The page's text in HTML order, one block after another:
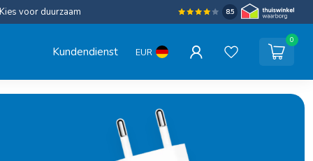
voor duurzaam 8.5
Kundendienst EUR
0